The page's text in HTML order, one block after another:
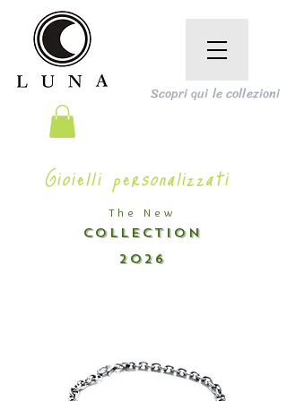
The New
COLLECTION
2026
Scopri qui le collezioni
Gioielli personalizzati